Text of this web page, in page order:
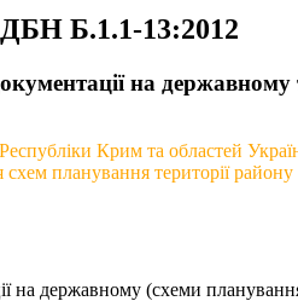
ДБН Б.1.1-13:2012
на
Крим та областей
планування території району
на державному (схеми